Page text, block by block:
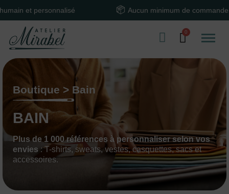
Aucun minimum de commande
Boutique > Bain
BAIN
Plus de 1 000 références à personnaliser selon vos
envies : T-shirts, sweats, vestes, casquettes, sacs et
accessoires.